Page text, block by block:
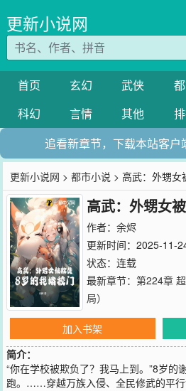
更新小说网
首页 玄幻 武侠
科幻
言情 其他
追看新章节，下载本站客户
更新小说网 >都市小说 > 高武：外甥女
高武：外甥女
门！
作者： 余烬
更新时间：2025-11-
状态：连载
最新章节： 第224章
局）
加入书架
简介：
“你在学校被欺负了？我马上到。”8岁的
跑。……穿越万族入侵、全民修武的平